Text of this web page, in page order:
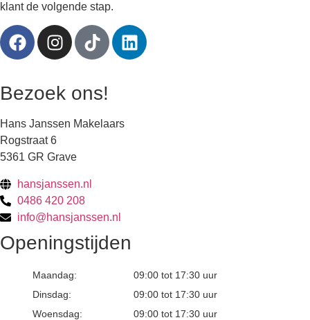
klant de volgende stap.
Bezoek ons!
Hans Janssen Makelaars
Rogstraat 6
5361 GR Grave
hansjanssen.nl
0486 420 208
info@hansjanssen.nl
Openingstijden
Maandag:
09:00 tot 17:30 uur
Dinsdag:
09:00 tot 17:30 uur
Woensdag:
09:00 tot 17:30 uur